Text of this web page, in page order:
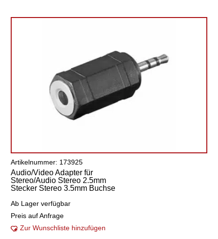
Artikelnummer: 173925
Audio/Video Adapter für
Stereo/Audio Stereo 2.5mm
Stecker Stereo 3.5mm Buchse
Ab Lager verfügbar
Preis auf Anfrage
Zur Wunschliste hinzufügen